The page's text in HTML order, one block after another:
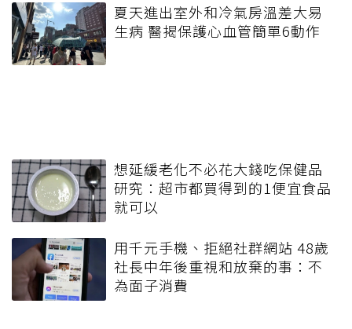
夏天進出室外和冷氣房溫差大易
生病 醫揭保護心血管簡單6動作
想延緩老化不必花大錢吃保健品
研究：超市都買得到的1便宜食品
就可以
用千元手機、拒絕社群網站 48歲
社長中年後重視和放棄的事：不
為面子消費